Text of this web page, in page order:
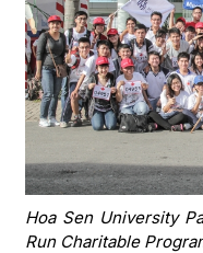
Hoa Sen University
Run Charitable